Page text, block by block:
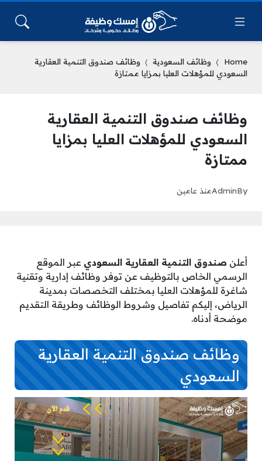
Home وظائف السعودية
وظائف صندوق التنمية العقارية
السعودي للمؤهلات العليا بمزايا ممتازة
وظائف صندوق التنمية العقارية
السعودي للمؤهلات العليا بمزايا
ممتازة
By
Adminمنذ عامين
أعلن صندوق التنمية العقارية السعودي عبر الموقع
الرسمي الخاص بالتوظيف عن توفر وظائف إدارية وتقنية
شاغرة للمؤهلات العليا بمختلف التخصصات بمدينة
الرياض، إليكم تفاصيل وشروط الوظائف وطريقة التقديم
موضحة أدناه.
وظائف صندوق التنمية العقارية
السعودي